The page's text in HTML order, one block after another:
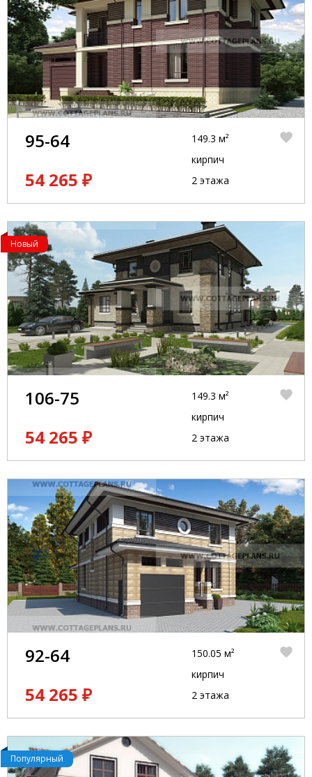
95-64
54 265 ₽
149.3 м²
кирпич
2 этажа
Новый
106-75
54 265 ₽
149.3 м²
кирпич
2 этажа
92-64
54 265 ₽
150.05 м²
кирпич
2 этажа
Популярный